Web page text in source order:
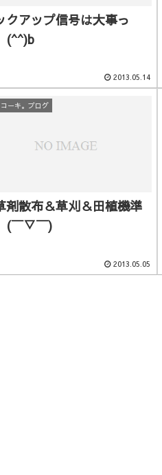
クアップ信号は大事っ
2013.05.14
ーキ。ブログ
剤散布＆草刈＆田植機準
￣▽￣)
2013.05.05